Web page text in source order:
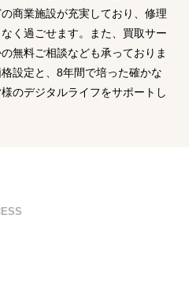
商業施設が充実しており、修理
く過ごせます。また、買取サー
無料ご相談なども承っておりま
設定と、8年間で培った確かな
のデジタルライフをサポートし